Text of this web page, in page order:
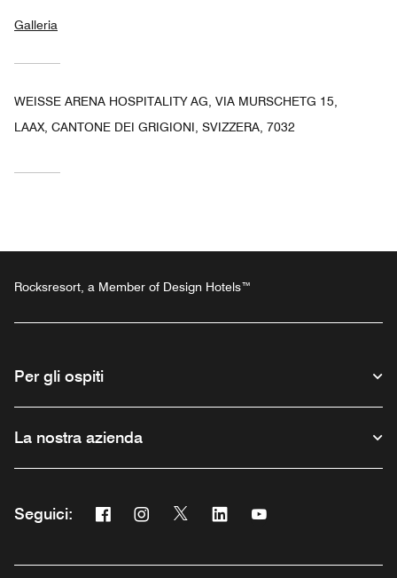
Galleria
WEISSE ARENA HOSPITALITY AG, VIA MURSCHETG 15,
LAAX, CANTONE DEI GRIGIONI, SVIZZERA, 7032
Rocksresort, a Member of Design Hotels™
Per gli ospiti
La nostra azienda
Seguici: Facebook
Opens a new window
Instagram
Opens a new window
Twitter
Opens a new window
Linkedin
Opens a new window
Opens a new window